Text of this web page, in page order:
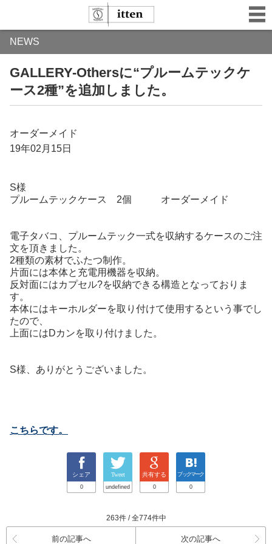
NEWS
GALLERY-Othersに“プルームテックケ
ース2種”を追加しました。
オーダーメイド
19年02月15日
S様
プルームテックケース 2個 オーダーメイド
電子タバコ、プルームテック一式を収納するケースのご注
文を頂きました。
2種類の素材でふたつ制作。
片面には本体と充電用機器を収納。
反対面にはカプセル?を収納できる構造となっておりま
す。
本体にはキーホルダーを取り付けて使用するという事でし
たので、
上面にはDカンを取り付けました。
S様、ありがとうございました。
こちらです。
シェア
0
Tweet
undefined
共有する
0
ブックマーク
0
263件 / 全774件中
前の記事へ 次の記事へ